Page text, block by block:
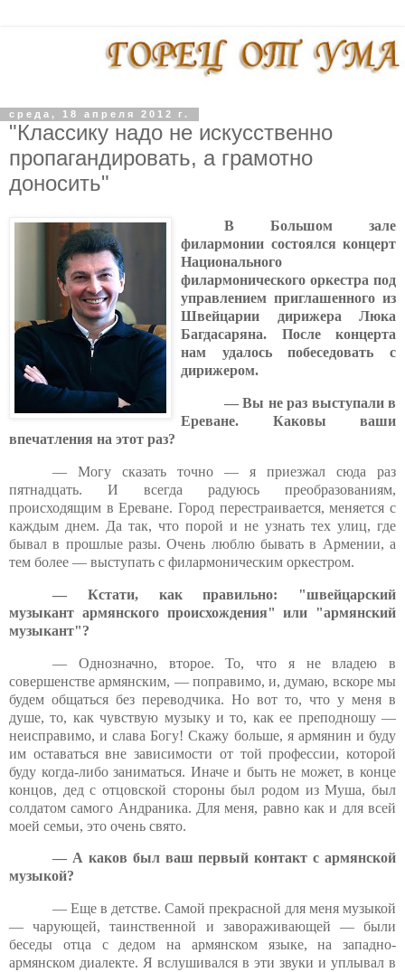
среда, 18 апреля 2012 г.
"Классику надо не искусственно
пропагандировать, а грамотно
доносить"
В Большом зале
филармонии состоялся концерт
Национального
филармонического оркестра под
управлением приглашенного из
Швейцарии дирижера Люка
Багдасаряна. После концерта
нам удалось побеседовать с
дирижером.
— Вы не раз выступали в
Ереване. Каковы ваши
впечатления на этот раз?
— Могу сказать точно — я приезжал сюда раз
пятнадцать. И всегда радуюсь преобразованиям,
происходящим в Ереване. Город перестраивается, меняется с
каждым днем. Да так, что порой и не узнать тех улиц, где
бывал в прошлые разы. Очень люблю бывать в Армении, а
тем более — выступать с филармоническим оркестром.
— Кстати, как правильно: "швейцарский
музыкант армянского происхождения" или "армянский
музыкант"?
— Однозначно, второе. То, что я не владею в
совершенстве армянским, — поправимо, и, думаю, вскоре мы
будем общаться без переводчика. Но вот то, что у меня в
душе, то, как чувствую музыку и то, как ее преподношу —
неисправимо, и слава Богу! Скажу больше, я армянин и буду
им оставаться вне зависимости от той профессии, которой
буду когда-либо заниматься. Иначе и быть не может, в конце
концов, дед с отцовской стороны был родом из Муша, был
солдатом самого Андраника. Для меня, равно как и для всей
моей семьи, это очень свято.
— А каков был ваш первый контакт с армянской
музыкой?
— Еще в детстве. Самой прекрасной для меня музыкой
— чарующей, таинственной и завораживающей — были
беседы отца с дедом на армянском языке, на западно-
армянском диалекте. Я вслушивался в эти звуки и уплывал в